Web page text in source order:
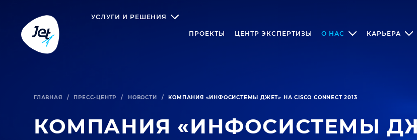
УСЛУГИ И РЕШЕНИЯ
ПРОЕКТЫ ЦЕНТР ЭКСПЕРТИЗЫ О НАС КАРЬЕРА
ГЛАВНАЯ / ПРЕСС-ЦЕНТР / НОВОСТИ / КОМПАНИЯ «ИНФОСИСТЕМЫ ДЖЕТ» НА CISCO CONNECT 2013
КОМПАНИЯ «ИНФОСИСТЕМЫ